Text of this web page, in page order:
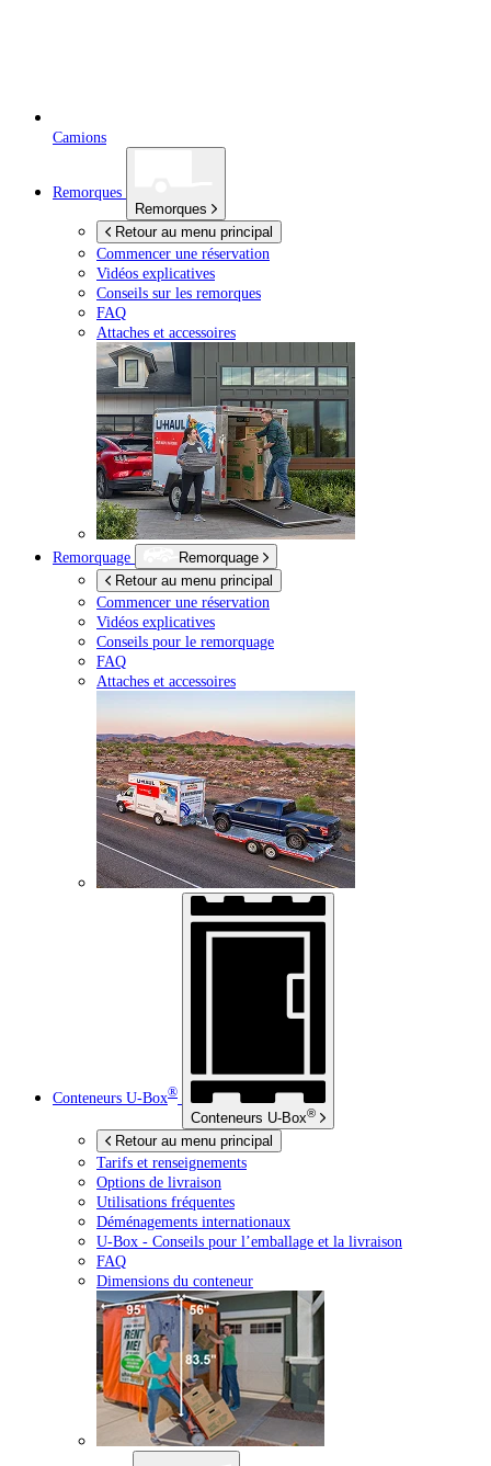
Camions
Remorques
Remorques
Retour au menu principal
Commencer une réservation
Vidéos explicatives
Conseils sur les remorques
FAQ
Attaches et accessoires
Remorquage
Remorquage
Retour au menu principal
Commencer une réservation
Vidéos explicatives
Conseils pour le remorquage
FAQ
Attaches et accessoires
Conteneurs U-Box®
Conteneurs U-Box®
Retour au menu principal
Tarifs et renseignements
Options de livraison
Utilisations fréquentes
Déménagements internationaux
U-Box - Conseils pour l’emballage et la livraison
FAQ
Dimensions du conteneur